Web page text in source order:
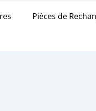
Pièces de